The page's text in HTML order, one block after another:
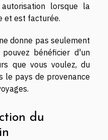
lorsque la
et est facturée.
donne pas seulement
bénéficier d'un
que vous voulez, du
le pays de provenance
du